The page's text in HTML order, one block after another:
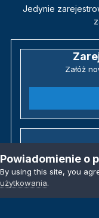
Jedynie
Załóż
Powiadomienie o
By using this site, you
użytkowania.